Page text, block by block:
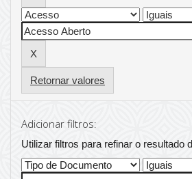
Retornar valores
Adicionar filtros:
Utilizar filtros para refinar o resultado